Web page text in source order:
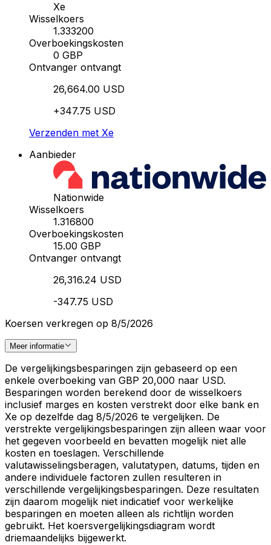
Xe
Wisselkoers
1.333200
Overboekingskosten
0 GBP
Ontvanger ontvangt
26,664.00 USD
+347.75 USD
Verzenden met Xe
Aanbieder
Nationwide
Wisselkoers
1.316800
Overboekingskosten
15.00 GBP
Ontvanger ontvangt
26,316.24 USD
-347.75 USD
Koersen verkregen op 8/5/2026
Meer informatie
De vergelijkingsbesparingen zijn gebaseerd op een
enkele overboeking van GBP 20,000 naar USD.
Besparingen worden berekend door de wisselkoers
inclusief marges en kosten verstrekt door elke bank en
Xe op dezelfde dag 8/5/2026 te vergelijken. De
verstrekte vergelijkingsbesparingen zijn alleen waar voor
het gegeven voorbeeld en bevatten mogelijk niet alle
kosten en toeslagen. Verschillende
valutawisselingsberagen, valutatypen, datums, tijden en
andere individuele factoren zullen resulteren in
verschillende vergelijkingsbesparingen. Deze resultaten
zijn daarom mogelijk niet indicatief voor werkelijke
besparingen en moeten alleen als richtlijn worden
gebruikt. Het koersvergelijkingsdiagram wordt
driemaandelijks bijgewerkt.